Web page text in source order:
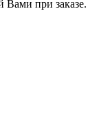
Вами при заказе.